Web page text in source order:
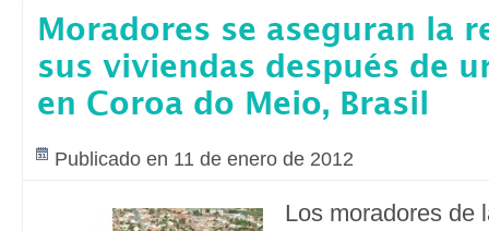
Moradores se aseguran la
sus viviendas después de
en Coroa do Meio, Brasil
Publicado en 11 de enero de 2012
Los moradores de